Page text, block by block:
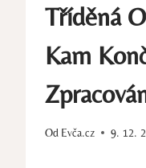
Tříděná
Kam
Od Evča.cz 9. 12.